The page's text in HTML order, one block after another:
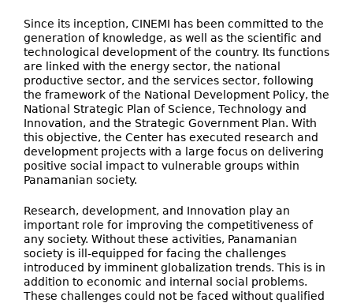
Since its inception, CINEMI has been committed to the
generation of knowledge, as well as the scientific and
technological development of the country. Its functions
are linked with the energy sector, the national
productive sector, and the services sector, following
the framework of the National Development Policy, the
National Strategic Plan of Science, Technology and
Innovation, and the Strategic Government Plan. With
this objective, the Center has executed research and
development projects with a large focus on delivering
positive social impact to vulnerable groups within
Panamanian society.
Research, development, and Innovation play an
important role for improving the competitiveness of
any society. Without these activities, Panamanian
society is ill-equipped for facing the challenges
introduced by imminent globalization trends. This is in
addition to economic and internal social problems.
These challenges could not be faced without qualified